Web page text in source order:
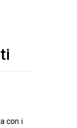
con i